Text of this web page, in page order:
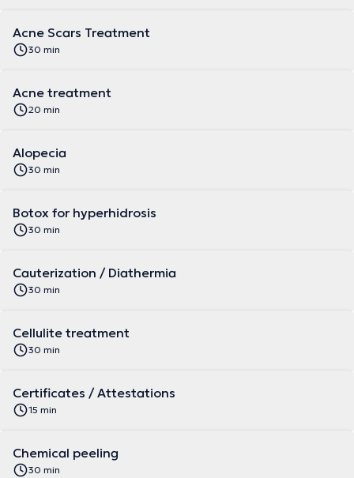
Acne Scars Treatment
30 min
Acne treatment
20 min
Alopecia
30 min
Botox for hyperhidrosis
30 min
Cauterization / Diathermia
30 min
Cellulite treatment
30 min
Certificates / Attestations
15 min
Chemical peeling
30 min